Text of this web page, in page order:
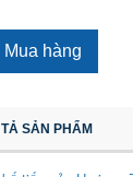
Mua hàng
TẢ SẢN PHẨM